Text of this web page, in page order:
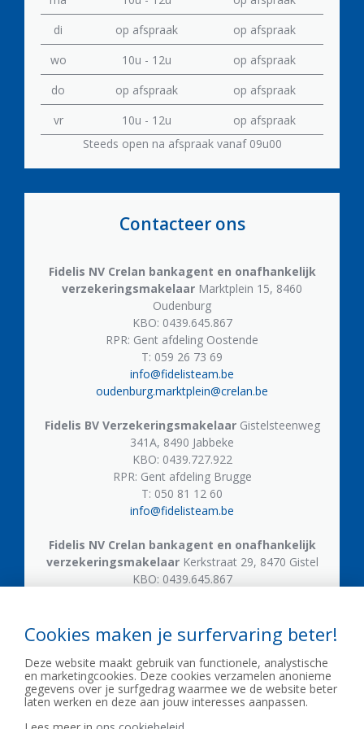
di
op afspraak
op afspraak
wo
10u - 12u
op afspraak
do
op afspraak
op afspraak
vr
10u - 12u
op afspraak
Steeds open na afspraak vanaf 09u00
Contacteer ons
Fidelis NV Crelan bankagent en onafhankelijk
verzekeringsmakelaar Marktplein 15, 8460
Oudenburg
KBO: 0439.645.867
RPR: Gent afdeling Oostende
T: 059 26 73 69
info@fidelisteam.be
oudenburg.marktplein@crelan.be
Fidelis BV VerzekeringsmakelaarGistelsteenweg
341A, 8490 Jabbeke
KBO: 0439.727.922
RPR: Gent afdeling Brugge
T: 050 81 12 60
info@fidelisteam.be
Fidelis NV Crelan bankagent en onafhankelijk
verzekeringsmakelaarKerkstraat 29, 8470 Gistel
KBO: 0439.645.867
Crelan bankagent en onafhankelijk
verzekeringsmakelaarGistelsteenweg 609, 8490
Jabbeke
KBO: 0439.645.867
Cookies maken je surfervaring beter!
Deze website maakt gebruik van functionele, analystische
en marketingcookies. Deze cookies verzamelen anonieme
gegevens over je surfgedrag waarmee we de website beter
laten werken en deze aan jouw interesses aanpassen.